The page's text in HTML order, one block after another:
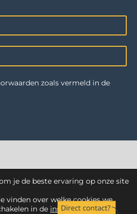
zoals vermeld in de
voorbehouden.
Privacyverklaring Sitemap
je de beste ervaring op onze site
vinden over welke cookies we
in de instellingen.